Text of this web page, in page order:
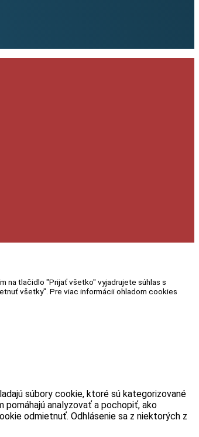
na tlačidlo "Prijať všetko" vyjadrujete súhlas s
všetky". Pre viac informácii ohladom cookies
súbory cookie, ktoré sú kategorizované
analyzovať a pochopiť, ako
odmietnuť. Odhlásenie sa z niektorých z